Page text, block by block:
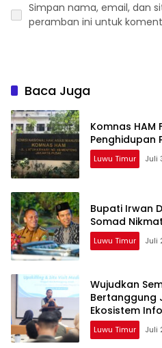
Simpan nama, email, dan
peramban ini untuk
Baca Juga
Komnas HAM
Penghidupan
Luwu Timur Juli
Bupati Irwan
Somad
Luwu Timur Juli
Wujudkan
Bertanggung
Ekosistem
Luwu Timur Juli